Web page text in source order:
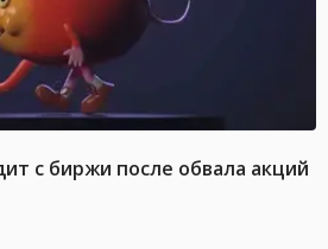
с биржи после обвала акций